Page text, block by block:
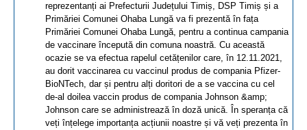
reprezentanți ai Prefecturii Județului Timiș, DSP Timiș și a
Primăriei Comunei Ohaba Lungă va fi prezentă în fața
Primăriei Comunei Ohaba Lungă, pentru a continua campania
de vaccinare începută din comuna noastră. Cu această
ocazie se va efectua rapelul cetățenilor care, în 12.11.2021,
au dorit vaccinarea cu vaccinul produs de compania Pfizer-
BioNTech, dar și pentru alți doritori de a se vaccina cu cel
de-al doilea vaccin produs de compania Johnson &amp;
Johnson care se administrează în doză unică. În speranța că
veți înțelege importanța acțiunii noastre și vă veți prezenta în